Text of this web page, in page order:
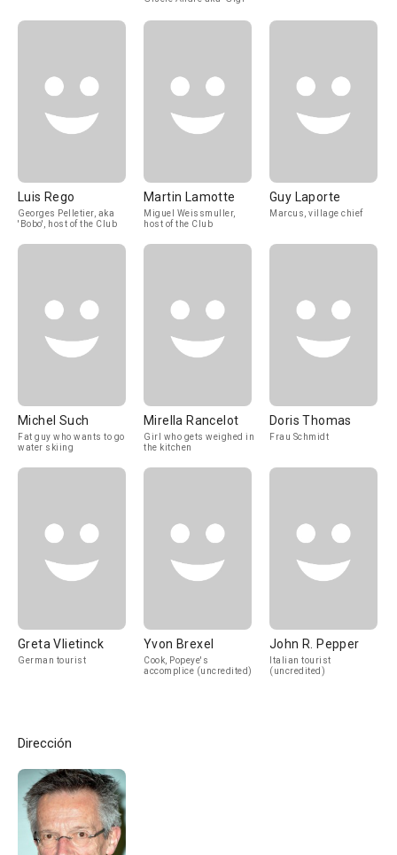
Luis Rego
Georges Pelletier, aka
'Bobo', host of the Club
Martin Lamotte
Miguel Weissmuller,
host of the Club
Guy Laporte
Marcus, village chief
Michel Such
Fat guy who wants to go
water skiing
Mirella Rancelot
Girl who gets weighed in
the kitchen
Doris Thomas
Frau Schmidt
Greta Vlietinck
German tourist
Yvon Brexel
Cook, Popeye's
accomplice (uncredited)
John R. Pepper
Italian tourist
(uncredited)
Dirección